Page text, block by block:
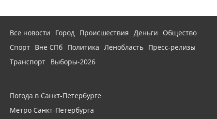
Все новости Город Происшествия Деньги
Общество
Спорт Вне СПб Политика Ленобласть Пресс-релизы
Транспорт Выборы-2026
Погода в Санкт-Петербурге
Метро Санкт-Петербурга